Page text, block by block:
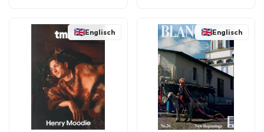
Englisch Englisch